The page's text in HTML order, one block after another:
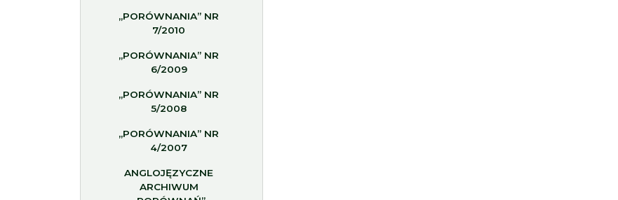
„PORÓWNANIA” NR
7/2010
„PORÓWNANIA” NR
6/2009
„PORÓWNANIA” NR
5/2008
„PORÓWNANIA” NR
4/2007
ANGLOJĘZYCZNE
ARCHIWUM